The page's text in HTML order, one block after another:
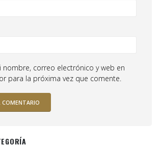
nombre, correo electrónico y web en
para la próxima vez que comente.